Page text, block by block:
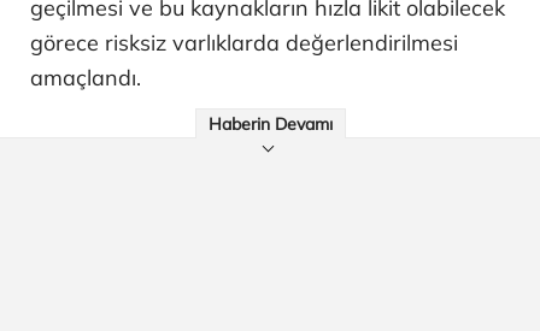
geçilmesi ve bu kaynakların hızla likit olabilecek
görece risksiz varlıklarda değerlendirilmesi
amaçlandı.
Haberin Devamı